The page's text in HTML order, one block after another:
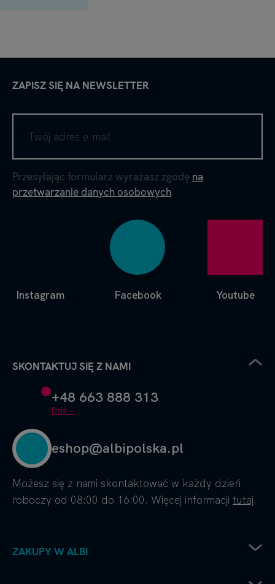
ZAPISZ SIĘ NA NEWSLETTER
Przesyłając formularz wyrażasz zgodę na
przetwarzanie danych osobowych.
Facebook
Instagram Youtube
SKONTAKTUJ SIĘ Z NAMI
+48 663 888 313
Dziś: –
eshop@albipolska.pl
Możesz się z nami skontaktować w każdy dzień
roboczy od 08:00 do 16:00. Więcej informacji tutaj.
ZAKUPY W ALBI